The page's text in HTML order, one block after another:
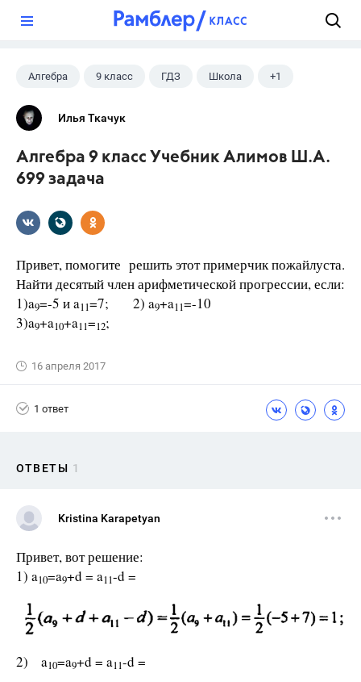
Алгебра 9 класс ГДЗ Школа +1
Математика
Илья Ткачук
Алгебра 9 класс Учебник Алимов Ш.А.
699 задача
Привет, помогите решить этот примерчик пожайлуста.
Найти десятый член арифметической прогрессии, если:
1)a9=-5 и a11=7; 2) a9+a11=-10
3)a9+a10+a11=12;
16 апреля 2017
1 ответ
ОТВЕТЫ 1
Kristina Karapetyan
Привет, вот решение:
1) a10=a9+d = a11-d =
2) a10=a9+d = a11-d =